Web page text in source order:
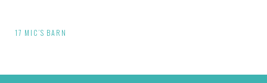
投
ナ
17 MIC’S BARN